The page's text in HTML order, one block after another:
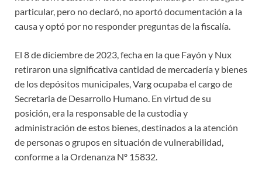
particular, pero no declaró, no aportó documentación a la
causa y optó por no responder preguntas de la fiscalía.
El 8 de diciembre de 2023, fecha en la que Fayón y Nux
retiraron una significativa cantidad de mercadería y bienes
de los depósitos municipales, Varg ocupaba el cargo de
Secretaria de Desarrollo Humano. En virtud de su
posición, era la responsable de la custodia y
administración de estos bienes, destinados a la atención
de personas o grupos en situación de vulnerabilidad,
conforme a la Ordenanza Nº 15832.